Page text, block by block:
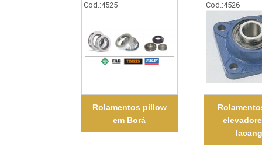
Cod.:4525
Rolamentos pillow
em Borá
Cod.:4526